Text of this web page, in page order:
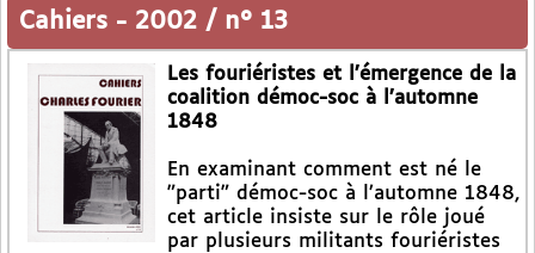
Cahiers - 2002 / n° 13
Les fouriéristes et l’émergence de la
coalition démoc-soc à l’automne
1848
En examinant comment est né le
"parti" démoc-soc à l’automne 1848,
cet article insiste sur le rôle joué
par plusieurs militants fouriéristes